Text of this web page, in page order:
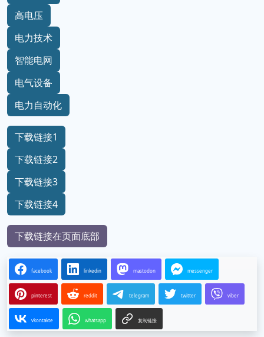
高电压
电力技术
智能电网
电气设备
电力自动化
下载链接1
下载链接2
下载链接3
下载链接4
下载链接在页面底部
facebook linkedin mastodon messenger
pinterest reddit telegram twitter viber
vkontakte whatsapp 复制链接